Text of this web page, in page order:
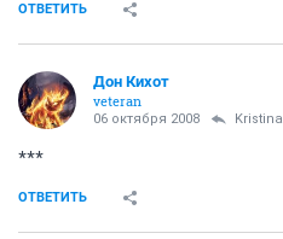
ОТВЕТИТЬ
Дон Кихот
veteran
06 октября 2008 Kristina
***
ОТВЕТИТЬ